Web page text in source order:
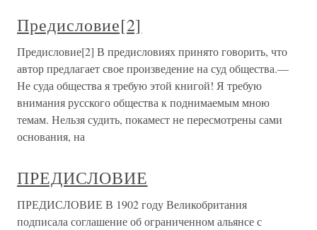
Предисловие[2]
Предисловие[2] В предисловиях принято говорить, что
автор предлагает свое произведение на суд общества.—
Не суда общества я требую этой книгой! Я требую
внимания русского общества к поднимаемым мною
темам. Нельзя судить, покамест не пересмотрены сами
основания, на
ПРЕДИСЛОВИЕ
ПРЕДИСЛОВИЕ В 1902 году Великобритания
подписала соглашение об ограниченном альянсе с